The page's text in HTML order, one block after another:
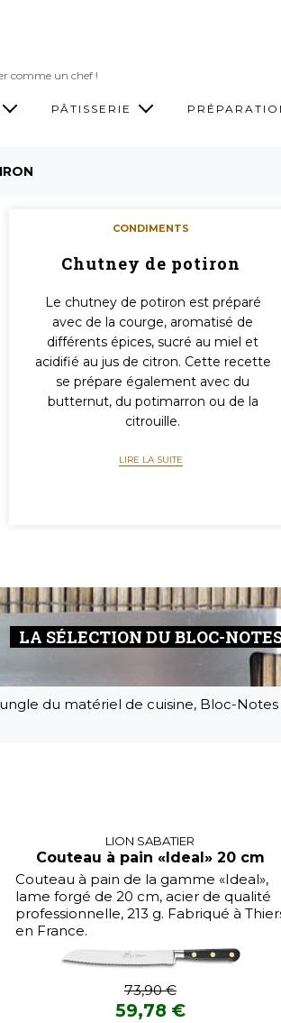
comme un chef !
PÂTISSERIE
CONDIMENTS
Chutney de potiron
Le chutney de potiron est préparé
avec de la courge, aromatisé de
différents épices, sucré au miel et
acidifié au jus de citron. Cette recette
se prépare également avec du
butternut, du potimarron ou de la
citrouille.
LIRE LA SUITE
LA SÉLECTION DU BLOC-
du matériel de cuisine, Bloc-
LION SABATIER
Couteau à pain «Ideal» 20 cm
Couteau à pain de la gamme «Ideal»,
lame forgé de 20 cm, acier de qualité
professionnelle, 213 g. Fabriqué à
en France.
73,90 €
59,78 €